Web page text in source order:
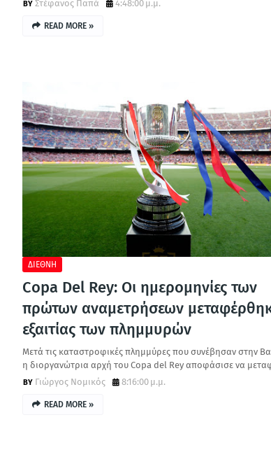
Στέφανος Παπά
4:48:00 μ.μ.
READ MORE »
ΔΙΕΘΝΗ
Copa Del Rey: Οι ημερομηνίες των
πρώτων αναμετρήσεων
εξαιτίας των πλημμυρών
Μετά τις καταστροφικές πλημμύρες που συνέβησαν στην
η διοργανώτρια αρχή του Copa del Rey αποφάσισε να
Γιώργος Νομικός
8:16:00 μ.μ.
READ MORE »